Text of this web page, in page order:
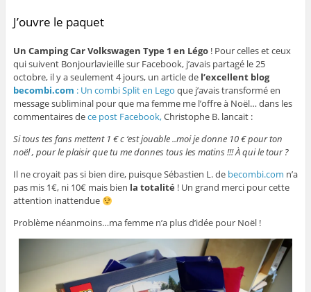
J’ouvre le paquet
Un Camping Car Volkswagen Type 1 en Légo! Pour celles et ceux
qui suivent Bonjourlavieille sur Facebook, j’avais partagé le 25
octobre, il y a seulement 4 jours, un article del’excellent blog
becombi.com : Un combi Split en Lego que j’avais transformé en
message subliminal pour que ma femme me l’offre à Noël… dans les
commentaires dece post Facebook,Christophe B. lancait :
Si tous tes fans mettent 1 € c ‘est jouable ..moi je donne 10 € pour ton
noël , pour le plaisir que tu me donnes tous les matins !!! À qui le tour ?
Il ne croyait pas si bien dire, puisque Sébastien L. de becombi.com n’a
pas mis 1€, ni 10€ mais bien la totalité ! Un grand merci pour cette
attention inattendue
Problème néanmoins…ma femme n’a plus d’idée pour Noël !